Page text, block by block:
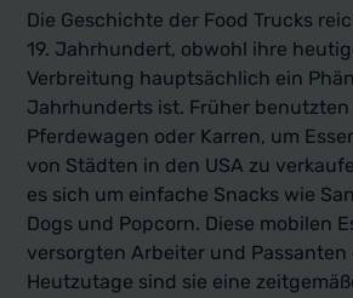
Die Geschichte der Food Trucks
19. Jahrhundert, obwohl ihre
Verbreitung hauptsächlich ein
Jahrhunderts ist. Früher benutzten
Pferdewagen oder Karren, um
von Städten in den USA zu
es sich um einfache Snacks wie
Dogs und Popcorn. Diese mobilen
versorgten Arbeiter und Passanten
Heutzutage sind sie eine